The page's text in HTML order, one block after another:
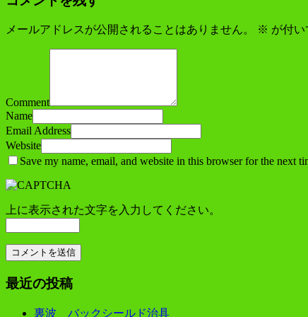
メールアドレスが公開されることはありません。 ※ が付
Comment
Name
Email Address
Website
Save my name, email, and website in this browser for the next
上に表示された文字を入力してください。
最近の投稿
裏波 バックシールド治具